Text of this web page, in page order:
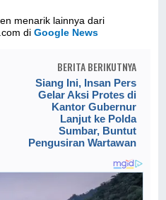
menarik lainnya dari
diGoogle News
BERITA BERIKUTNYA
Siang Ini, Insan Pers
Gelar Aksi Protes di
Kantor Gubernur
Lanjut ke Polda
Sumbar, Buntut
Pengusiran Wartawan